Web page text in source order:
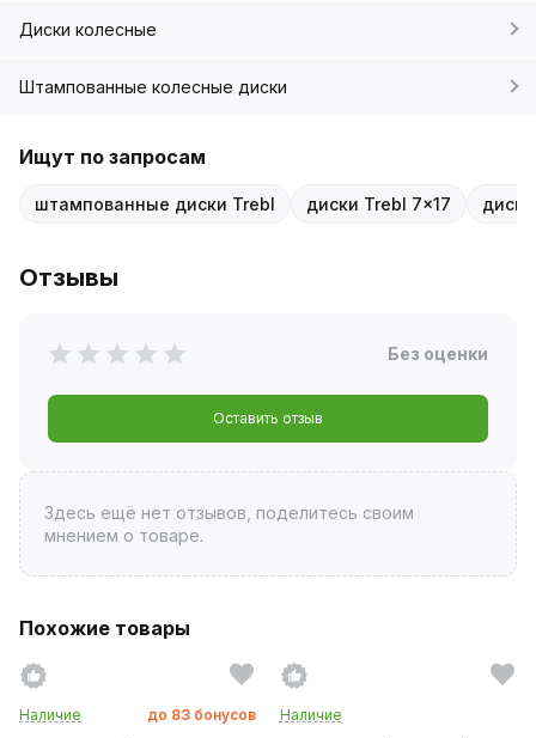
Диски колесные
Штампованные колесные диски
Ищут по запросам
штампованные диски Trebl диски Trebl 7x17
Отзывы
Без оценки
Оставить отзыв
Здесь ещё нет отзывов, поделитесь своим
мнением о товаре.
Похожие товары
Наличие до 83 бонусов
Наличие